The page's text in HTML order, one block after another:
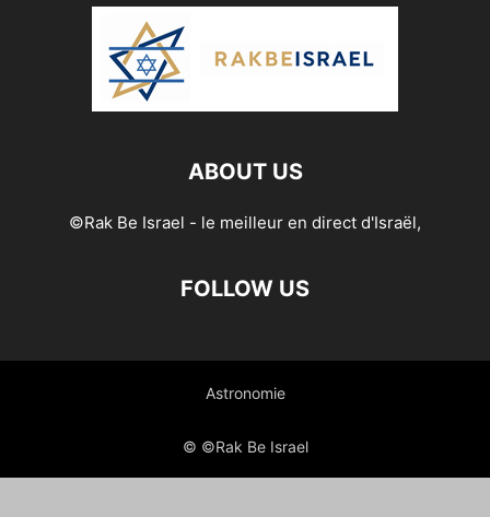
ABOUT US
©Rak Be Israel - le meilleur en direct d'Israël,
FOLLOW US
Astronomie
© ©Rak Be Israel